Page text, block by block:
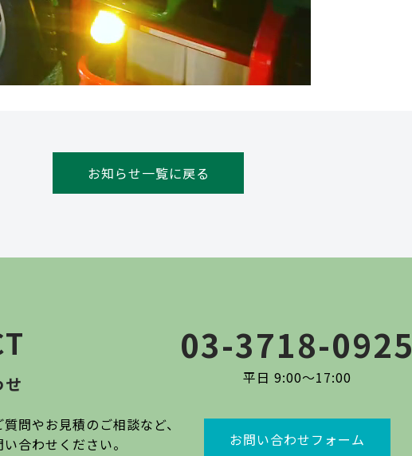
お知らせ一覧に戻る
問やお見積のご相談など、
合わせください。
03-3718-0925
平日 9:00〜17:00
お問い合わせフォーム